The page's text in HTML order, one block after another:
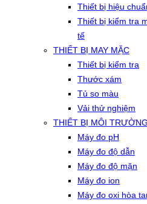
Thiết bị hiệu
Thiết bị kiểm tra
tế
THIẾT BỊ MAY MẶC
Thiết bị kiểm tra
Thước xám
Tủ so màu
Vải thử nghiệm
THIẾT BỊ MÔI TRƯỜNG
Máy đo pH
Máy đo độ dẫn
Máy đo độ mặn
Máy đo ion
Máy đo oxi hòa